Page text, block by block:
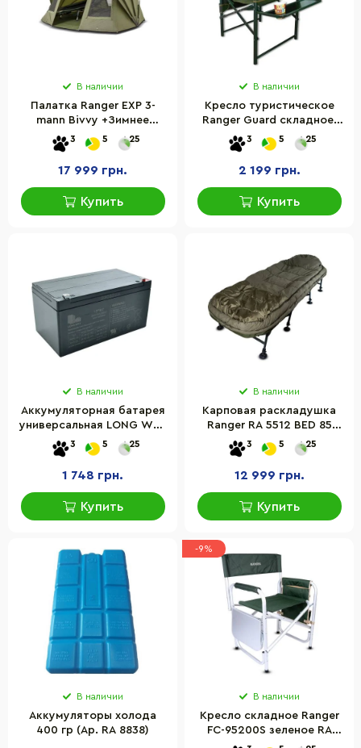
В наличии
Палатка Ranger EXP 3-
mann Bivvy +Зимнее
покрытие (Арт.RA 6611)
3 5 25
17 999 грн.
Купить
В наличии
Кресло туристическое
Ranger Guard складное,
до 130 кг
3 5 25
2 199 грн.
Купить
В наличии
Аккумуляторная батарея
универсальная LONG WAY
24V7AH-BATTERY
3 5 25
1 748 грн.
Купить
В наличии
Карповая раскладушка
Ranger RA 5512 BED 85
Kingsize Sleep
3 5 25
12 999 грн.
Купить
В наличии
Аккумуляторы холода
400 гр (Ар. RA 8838)
-9%
В наличии
Кресло складное Ranger
FC-95200S зеленое RA
2206